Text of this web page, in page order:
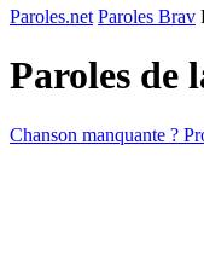
Paroles.net Paroles Brav
Paroles de
Chanson manquante ?